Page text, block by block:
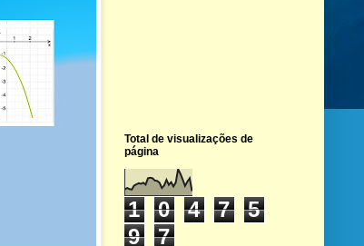
Total de visualizações de
página
1 0 4 7
5
9
7